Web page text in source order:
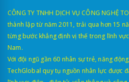
CÔNG TY TNHH DỊCH VỤ CÔNG NGHỆ
thành lập từ năm 2011, trải qua hơn 15
từng bước khẳng định vị thế trong lĩnh
Nam.
Với đội ngũ gần 60 nhân sự trẻ, năng
TechGlobal quy tụ nguồn nhân lực được